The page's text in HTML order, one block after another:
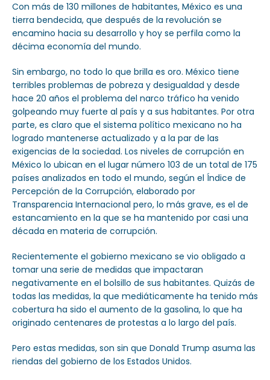
Con más de 130 millones de habitantes, México es una
tierra bendecida, que después de la revolución se
encamino hacia su desarrollo y hoy se perfila como la
décima economía del mundo.
Sin embargo, no todo lo que brilla es oro. México tiene
terribles problemas de pobreza y desigualdad y desde
hace 20 años el problema del narco tráfico ha venido
golpeando muy fuerte al país y a sus habitantes. Por otra
parte, es claro que el sistema político mexicano no ha
logrado mantenerse actualizado y a la par de las
exigencias de la sociedad. Los niveles de corrupción en
México lo ubican en el lugar número 103 de un total de 175
países analizados en todo el mundo, según el Índice de
Percepción de la Corrupción, elaborado por
Transparencia Internacional pero, lo más grave, es el de
estancamiento en la que se ha mantenido por casi una
década en materia de corrupción.
Recientemente el gobierno mexicano se vio obligado a
tomar una serie de medidas que impactaran
negativamente en el bolsillo de sus habitantes. Quizás de
todas las medidas, la que mediáticamente ha tenido más
cobertura ha sido el aumento de la gasolina, lo que ha
originado centenares de protestas a lo largo del país.
Pero estas medidas, son sin que Donald Trump asuma las
riendas del gobierno de los Estados Unidos.